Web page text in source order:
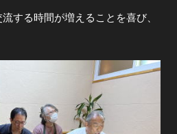
する時間が増えることを喜び、